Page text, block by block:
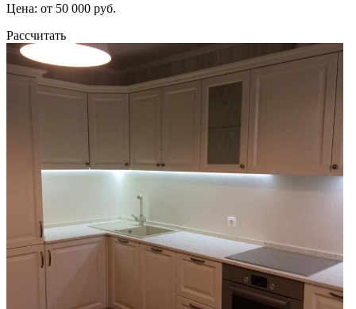
Цена: от 50 000 руб.
Рассчитать